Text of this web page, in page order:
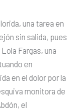
una tarea en
sin salida, pues
Fargas, una
en
en el dolor por la
monitora de
el